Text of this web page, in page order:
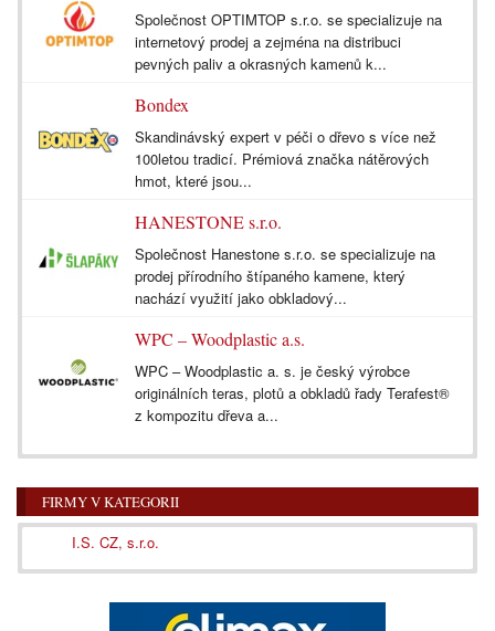
Společnost OPTIMTOP s.r.o. se specializuje na
internetový prodej a zejména na distribuci
pevných paliv a okrasných kamenů k...
Bondex
Skandinávský expert v péči o dřevo s více než
100letou tradicí. Prémiová značka nátěrových
hmot, které jsou...
HANESTONE s.r.o.
Společnost Hanestone s.r.o. se specializuje na
prodej přírodního štípaného kamene, který
nachází využití jako obkladový...
WPC – Woodplastic a.s.
WPC – Woodplastic a. s. je český výrobce
originálních teras, plotů a obkladů řady Terafest®
z kompozitu dřeva a...
FIRMY V KATEGORII
I.S. CZ, s.r.o.